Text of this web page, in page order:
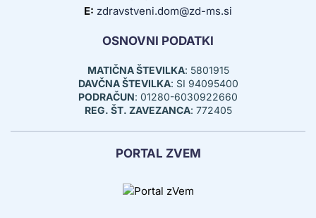
E: zdravstveni.dom@zd-ms.si
OSNOVNI PODATKI
MATIČNA ŠTEVILKA: 5801915
DAVČNA ŠTEVILKA: SI 94095400
PODRAČUN: 01280-6030922660
REG. ŠT. ZAVEZANCA: 772405
PORTAL ZVEM